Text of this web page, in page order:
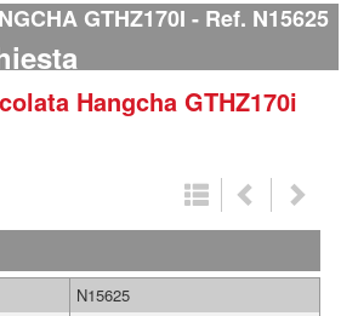
GTHZ170I Ref. N15625
Hangcha GTHZ170i
N15625